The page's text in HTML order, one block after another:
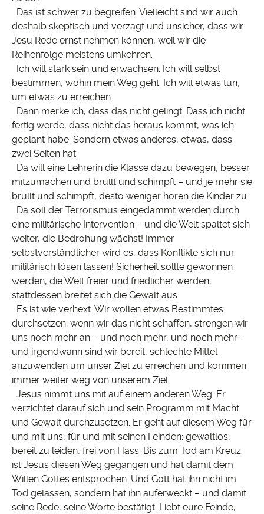
Das ist schwer zu begreifen. Vielleicht sind wir auch
deshalb skeptisch und verzagt und unsicher, dass wir
Jesu Rede ernst nehmen können, weil wir die
Reihenfolge meistens umkehren.
Ich will stark sein und erwachsen. Ich will selbst
bestimmen, wohin mein Weg geht. Ich will etwas tun,
um etwas zu erreichen.
Dann merke ich, dass das nicht gelingt. Dass ich nicht
fertig werde, dass nicht das heraus kommt, was ich
geplant habe. Sondern etwas anderes, etwas, dass
zwei Seiten hat.
Da will eine Lehrerin die Klasse dazu bewegen, besser
mitzumachen und brüllt und schimpft – und je mehr sie
brüllt und schimpft, desto weniger hören die Kinder zu.
Da soll der Terrorismus eingedämmt werden durch
eine militärische Intervention – und die Welt spaltet sich
weiter, die Bedrohung wächst! Immer
selbstverständlicher wird es, dass Konflikte sich nur
militärisch lösen lassen! Sicherheit sollte gewonnen
werden, die Welt freier und friedlicher werden,
stattdessen breitet sich die Gewalt aus.
Es ist wie verhext. Wir wollen etwas Bestimmtes
durchsetzen; wenn wir das nicht schaffen, strengen wir
uns noch mehr an – und noch mehr, und noch mehr –
und irgendwann sind wir bereit, schlechte Mittel
anzuwenden um unser Ziel zu erreichen und kommen
immer weiter weg von unserem Ziel.
Jesus nimmt uns mit auf einem anderen Weg: Er
verzichtet darauf sich und sein Programm mit Macht
und Gewalt durchzusetzen. Er geht auf diesem Weg für
und mit uns, für und mit seinen Feinden: gewaltlos,
bereit zu leiden, frei von Hass. Bis zum Tod am Kreuz
ist Jesus diesen Weg gegangen und hat damit dem
Willen Gottes entsprochen. Und Gott hat ihn nicht im
Tod gelassen, sondern hat ihn auferweckt – und damit
seine Rede, seine Worte bestätigt. Liebt eure Feinde,